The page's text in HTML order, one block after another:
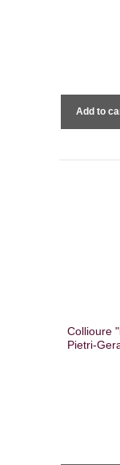
Add to
Collioure
Pietri-